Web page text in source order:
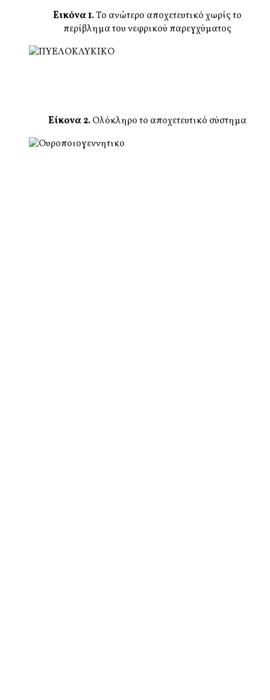
Εικόνα 1.Το ανώτερο αποχετευτικό χωρίς το
περίβλημα του νεφρικού παρεγχύματος
Είκονα 2.Ολόκληρο το αποχετευτικό σύστημα